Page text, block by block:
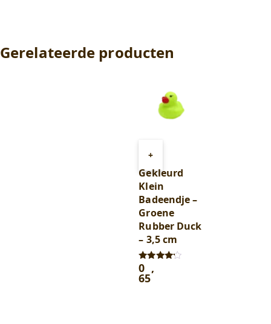
Gerelateerde producten
+
aan
winkelwagen
Gekleurd
Klein
Badeendje –
Groene
Rubber Duck
– 3,5 cm
Gewaardeerd
4.00
uit 5
0 ,
65